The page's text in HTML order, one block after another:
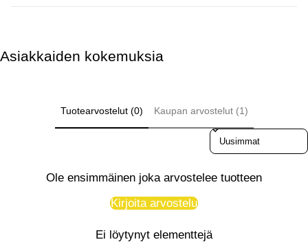
Asiakkaiden kokemuksia
Tuotearvostelut (0) Kaupan arvostelut (1)
Sort reviews by
Ole ensimmäinen joka arvostelee tuotteen
Kirjoita arvostelu
Ei löytynyt elementtejä